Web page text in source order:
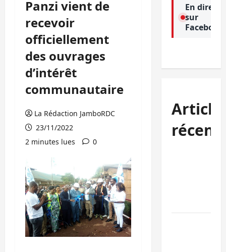
Panzi vient de
recevoir
officiellement
des ouvrages
d’intérêt
communautaire
La Rédaction JamboRDC
23/11/2022
2 minutes lues
0
En direct
sur
Facebook